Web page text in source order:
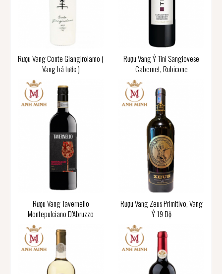
Rượu Vang Conte Giangirolamo (
Vang bá tước )
Rượu Vang Ý Tini Sangiovese
Cabernet, Rubicone
Rượu Vang Tavernello
Montepulciano D’Abruzzo
Rượu Vang Zeus Primitivo, Vang
Ý 19 Độ